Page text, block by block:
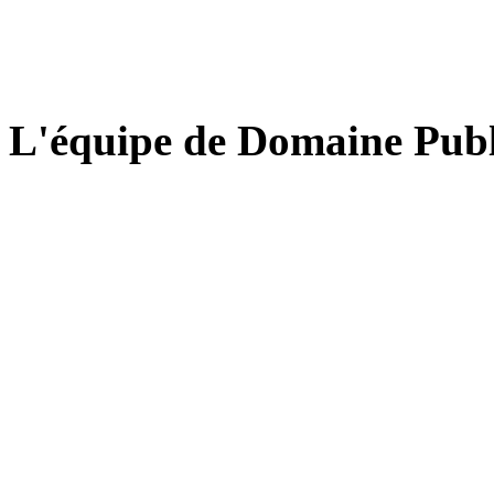
L'équipe de Domaine